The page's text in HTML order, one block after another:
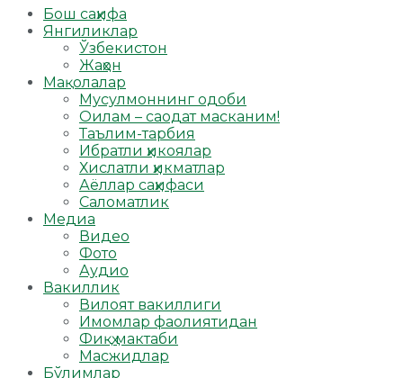
Бош саҳифа
Янгиликлар
Ўзбекистон
Жаҳон
Мақолалар
Мусулмоннинг одоби
Оилам – саодат масканим!
Таълим-тарбия
Ибратли ҳикоялар
Хислатли ҳикматлар
Аёллар саҳифаси
Саломатлик
Медиа
Видео
Фото
Аудио
Вакиллик
Вилоят вакиллиги
Имомлар фаолиятидан
Фиқҳ мактаби
Масжидлар
Бўлимлар